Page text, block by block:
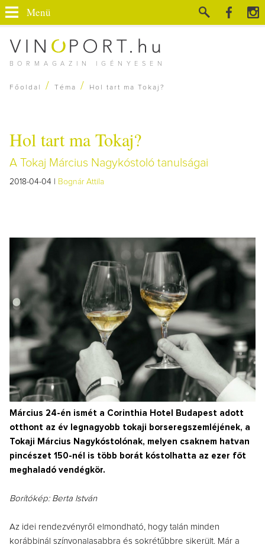
BORMAGAZIN IGÉNYESEN
Menü
Főoldal / Téma / Hol tart ma Tokaj?
Hol tart ma Tokaj?
A Tokaj Március Nagykóstoló tanulságai
2018-04-04 | Bognár Attila
Március 24-én ismét a Corinthia Hotel Budapest adott
otthont az év legnagyobb tokaji borseregszemléjének, a
Tokaji Március Nagykóstolónak, melyen csaknem hatvan
pincészet 150-nél is több borát kóstolhatta az ezer főt
meghaladó vendégkör.
Borítókép: Berta István
Az idei rendezvényről elmondható, hogy talán minden
korábbinál színvonalasabbra és sokrétűbbre sikerült. Már a